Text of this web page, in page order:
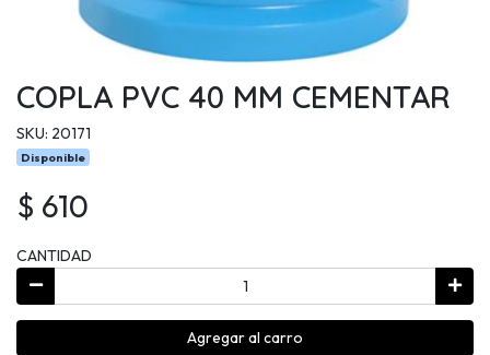
COPLA PVC 40 MM CEMENTAR
SKU: 20171
Disponible
$ 610
CANTIDAD
Agregar al carro